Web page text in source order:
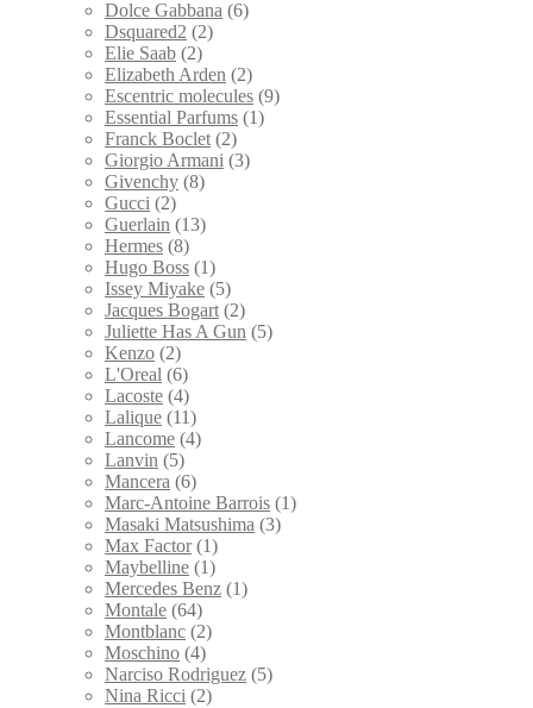
Dolce Gabbana (6)
Dsquared2 (2)
Elie Saab (2)
Elizabeth Arden (2)
Escentric molecules (9)
Essential Parfums (1)
Franck Boclet (2)
Giorgio Armani (3)
Givenchy (8)
Gucci (2)
Guerlain (13)
Hermes (8)
Hugo Boss (1)
Issey Miyake (5)
Jacques Bogart (2)
Juliette Has A Gun (5)
Kenzo (2)
L'Oreal (6)
Lacoste (4)
Lalique (11)
Lancome (4)
Lanvin (5)
Mancera (6)
Marc-Antoine Barrois (1)
Masaki Matsushima (3)
Max Factor (1)
Maybelline (1)
Mercedes Benz (1)
Montale (64)
Montblanc (2)
Moschino (4)
Narciso Rodriguez (5)
Nina Ricci (2)